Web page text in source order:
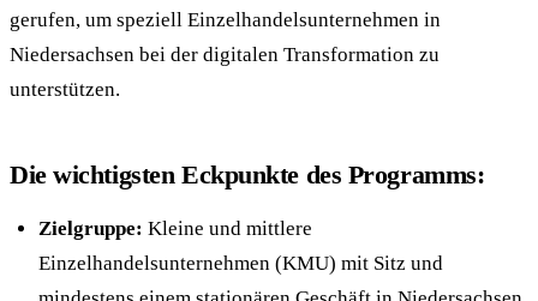
gerufen, um speziell Einzelhandelsunternehmen in
Niedersachsen bei der digitalen Transformation zu
unterstützen.
Die wichtigsten Eckpunkte des Programms:
Zielgruppe: Kleine und mittlere
Einzelhandelsunternehmen (KMU) mit Sitz und